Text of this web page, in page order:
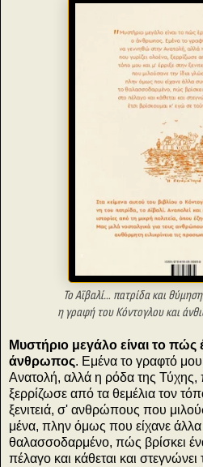
Το Αϊβαλί… πατρίδα και
η γραφή του Κόντογλου και
Μυστήριο μεγάλο είναι το πώς
άνθρωπος. Εμένα το γραφτό
Ανατολή, αλλά η ρόδα της Τύχης,
ξερρίζωσε από τα θεμέλια τον
ξενιτειά, σ' ανθρώπους που
μένα, πλην όμως που είχανε
θαλασσοδαρμένο, πώς βρίσκει
πέλαγο και κάθεται και στεγνώνει